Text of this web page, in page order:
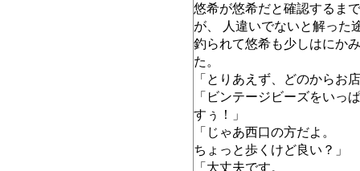
悠希が悠希だと確認するま
が、 人違いでないと解った
釣られて悠希も少しはにか
た。
「とりあえず、どのからお
「ビンテージビーズをいっ
すぅ！」
「じゃあ西口の方だよ。
ちょっと歩くけど良い？」
「大丈夫です。